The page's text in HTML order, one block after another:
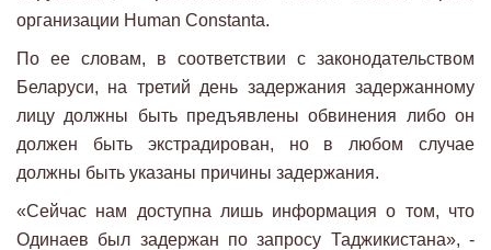
организации Human Constanta.
По ее словам, в соответствии с законодательством
Беларуси, на третий день задержания задержанному
лицу должны быть предъявлены обвинения либо он
должен быть экстрадирован, но в любом случае
должны быть указаны причины задержания.
«Сейчас нам доступна лишь информация о том, что
Одинаев был задержан по запросу Таджикистана», -